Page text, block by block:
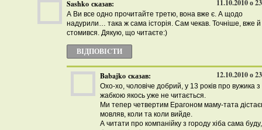
Sashko сказав: 11.10.2010 о
А Ви все одно прочитайте третю, вона вже є. А щодо
надурили… така ж сама історія. Сам чекав. Точніше, вже й
стомився. Дякую, що читаєте:)
ВІДПОВІCТИ
Babajko сказав: 12.10.2010 о
Охо-хо, чоловіче добрий, у 13 років про вужика з
жабкою якось уже не читається.
Ми тепер четвертим Ерагоном маму-тата
мовляв, коли та коли вийде.
А читати про компанійку з городу хіба сама буду,